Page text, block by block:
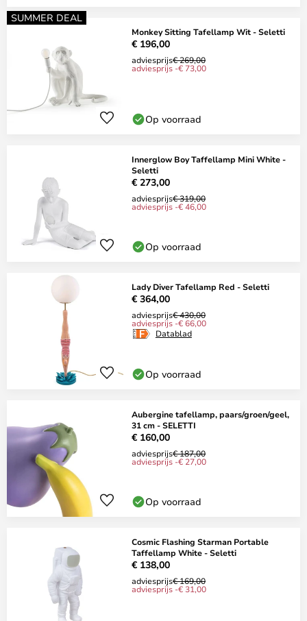
SUMMER DEAL
Monkey Sitting Tafellamp Wit - Seletti
€ 196,00
adviesprijs€ 269,00
adviesprijs -€ 73,00
Op voorraad
Innerglow Boy Taffellamp Mini White -
Seletti
€ 273,00
adviesprijs€ 319,00
adviesprijs -€ 46,00
Op voorraad
Lady Diver Tafellamp Red - Seletti
€ 364,00
adviesprijs€ 430,00
adviesprijs -€ 66,00
Datablad
Op voorraad
Aubergine tafellamp, paars/groen/geel,
31 cm - SELETTI
€ 160,00
adviesprijs€ 187,00
adviesprijs -€ 27,00
Op voorraad
Cosmic Flashing Starman Portable
Taffellamp White - Seletti
€ 138,00
adviesprijs€ 169,00
adviesprijs -€ 31,00